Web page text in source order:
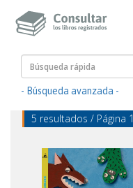
- Búsqueda avanzada -
5 resultados / Página